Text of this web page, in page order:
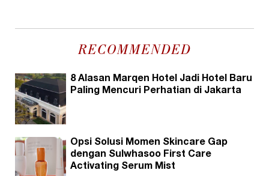
RECOMMENDED
8 Alasan Marqen Hotel Jadi Hotel Baru
Paling Mencuri Perhatian di Jakarta
Opsi Solusi Momen Skincare Gap
dengan Sulwhasoo First Care
Activating Serum Mist